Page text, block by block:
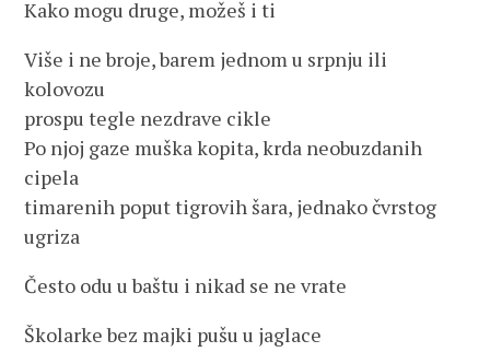
Kako mogu druge, možeš i ti
Više i ne broje, barem jednom u srpnju ili
kolovozu
prospu tegle nezdrave cikle
Po njoj gaze muška kopita, krda neobuzdanih
cipela
timarenih poput tigrovih šara, jednako čvrstog
ugriza
Često odu u baštu i nikad se ne vrate
Školarke bez majki pušu u jaglace